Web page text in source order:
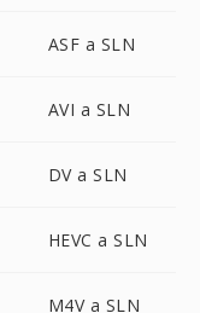
ASF a SLN
AVI a SLN
DV a SLN
HEVC a SLN
M4V a SLN